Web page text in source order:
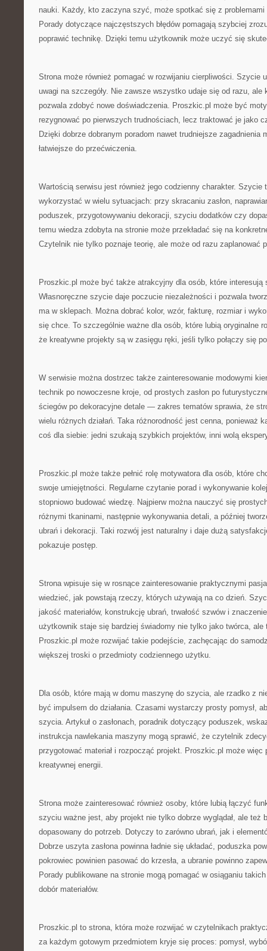
nauki. Każdy, kto zaczyna szyć, może spotkać się z
Porady dotyczące najczęstszych błędów pomagają szybciej
poprawić technikę. Dzięki temu użytkownik może uczyć się
Strona może również pomagać w rozwijaniu cierpliwości. Szycie
uwagi na szczegóły. Nie zawsze wszystko udaje się od razu, ale
pozwala zdobyć nowe doświadczenia. Proszkic.pl może być
rezygnować po pierwszych trudnościach, lecz traktować je jako
Dzięki dobrze dobranym poradom nawet trudniejsze zagadnienia
łatwiejsze do przećwiczenia.
Wartością serwisu jest również jego codzienny charakter. Szycie
wykorzystać w wielu sytuacjach: przy skracaniu zasłon,
poduszek, przygotowywaniu dekoracji, szyciu dodatków czy
temu wiedza zdobyta na stronie może przekładać się na
Czytelnik nie tylko poznaje teorię, ale może od razu zaplanować
Proszkic.pl może być także atrakcyjny dla osób, które interesują
Własnoręczne szycie daje poczucie niezależności i pozwala
ma w sklepach. Można dobrać kolor, wzór, fakturę, rozmiar i
się chce. To szczególnie ważne dla osób, które lubią oryginalne
że kreatywne projekty są w zasięgu ręki, jeśli tylko połączy się
W serwisie można dostrzec także zainteresowanie modowymi
technik po nowoczesne kroje, od prostych zasłon po
ściegów po dekoracyjne detale — zakres tematów sprawia, że
wielu różnych działań. Taka różnorodność jest cenna, ponieważ
coś dla siebie: jedni szukają szybkich projektów, inni wolą
Proszkic.pl może także pełnić rolę motywatora dla osób, które
swoje umiejętności. Regularne czytanie porad i wykonywanie
stopniowo budować wiedzę. Najpierw można nauczyć się
różnymi tkaninami, następnie wykonywania detali, a później
ubrań i dekoracji. Taki rozwój jest naturalny i daje dużą
pokazuje postęp.
Strona wpisuje się w rosnące zainteresowanie praktycznymi
wiedzieć, jak powstają rzeczy, których używają na co dzień.
jakość materiałów, konstrukcję ubrań, trwałość szwów i
użytkownik staje się bardziej świadomy nie tylko jako twórca, ale
Proszkic.pl może rozwijać takie podejście, zachęcając do
większej troski o przedmioty codziennego użytku.
Dla osób, które mają w domu maszynę do szycia, ale rzadko z
być impulsem do działania. Czasami wystarczy prosty pomysł,
szycia. Artykuł o zasłonach, poradnik dotyczący poduszek,
instrukcja nawlekania maszyny mogą sprawić, że czytelnik
przygotować materiał i rozpocząć projekt. Proszkic.pl może więc
kreatywnej energii.
Strona może zainteresować również osoby, które lubią łączyć
szyciu ważne jest, aby projekt nie tylko dobrze wyglądał, ale też
dopasowany do potrzeb. Dotyczy to zarówno ubrań, jak i
Dobrze uszyta zasłona powinna ładnie się układać, poduszka
pokrowiec powinien pasować do krzesła, a ubranie powinno
Porady publikowane na stronie mogą pomagać w osiąganiu
dobór materiałów.
Proszkic.pl to strona, która może rozwijać w czytelnikach
za każdym gotowym przedmiotem kryje się proces: pomysł,